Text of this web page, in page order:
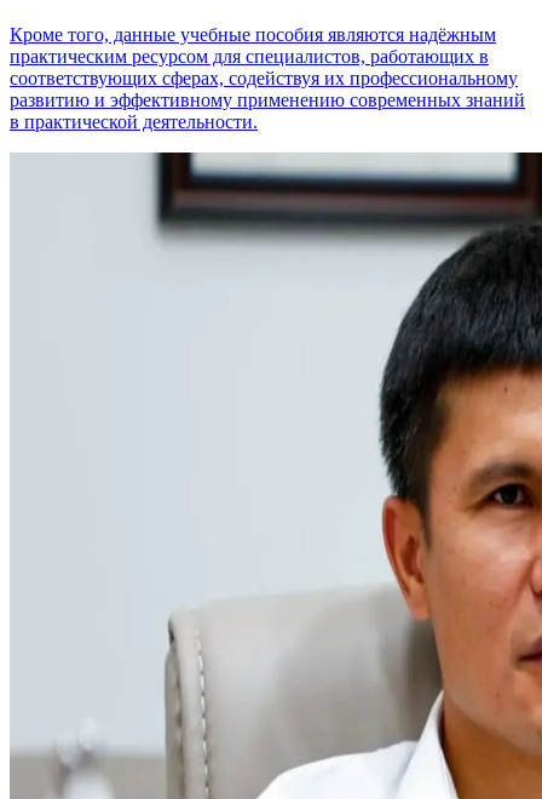
Кроме того, данные учебные пособия являются надёжным
практическим ресурсом для специалистов, работающих в
соответствующих сферах, содействуя их профессиональному
развитию и эффективному применению современных знаний
в практической деятельности.